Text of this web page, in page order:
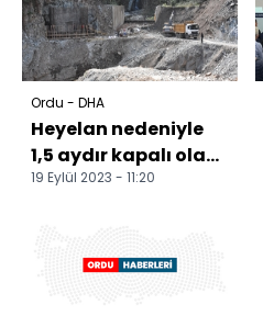
Ordu - DHA
Heyelan nedeniyle
1,5 aydır kapalı olan
Karadeniz-Akdeniz
19 Eylül 2023 - 11:20